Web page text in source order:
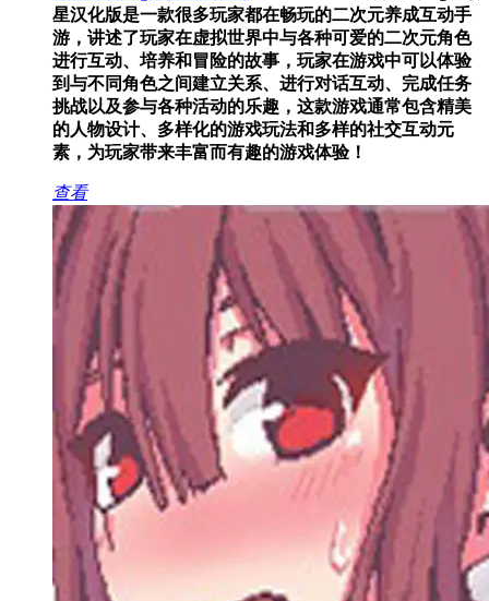
星汉化版是一款很多玩家都在畅玩的二次元养成互动手
游，讲述了玩家在虚拟世界中与各种可爱的二次元角色
进行互动、培养和冒险的故事，玩家在游戏中可以体验
到与不同角色之间建立关系、进行对话互动、完成任务
挑战以及参与各种活动的乐趣，这款游戏通常包含精美
的人物设计、多样化的游戏玩法和多样的社交互动元
素，为玩家带来丰富而有趣的游戏体验！
查看